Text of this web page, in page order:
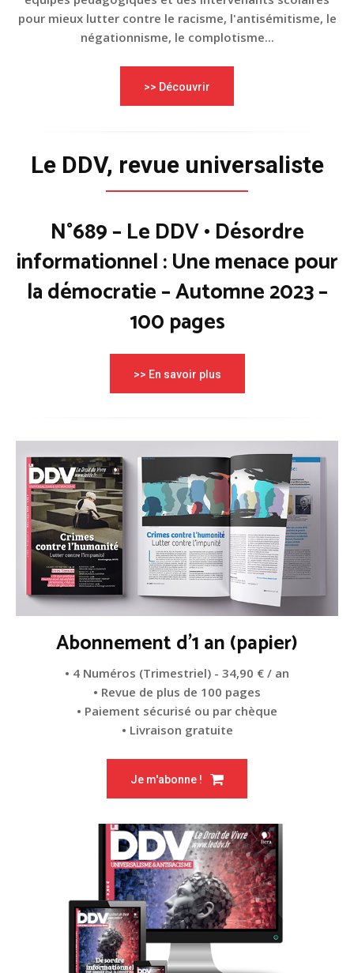
pour mieux lutter contre le racisme, l'antisémitisme, le
négationnisme, le complotisme...
>> Découvrir
Le DDV, revue universaliste
N°689 – Le DDV • Désordre
informationnel : Une menace pour
la démocratie – Automne 2023 –
100 pages
>> En savoir plus
Abonnement d'1 an (papier)
• 4 Numéros (Trimestriel) - 34,90 € / an
• Revue de plus de 100 pages
• Paiement sécurisé ou par chèque
• Livraison gratuite
Je m'abonne !